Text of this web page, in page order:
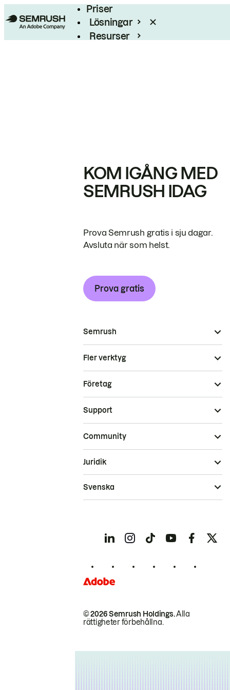
Priser
Lösningar
Resurser
KOM IGÅNG MED
SEMRUSH IDAG
Prova Semrush gratis i sju dagar.
Avsluta när som helst.
Prova gratis
Semrush
Fler verktyg
Företag
Support
Community
© 2026 Semrush Holdings.Alla
rättigheter förbehållna.
Juridik
Svenska